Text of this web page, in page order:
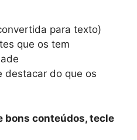
para texto)
que os tem
destacar do que os
bons conteúdos, tecle